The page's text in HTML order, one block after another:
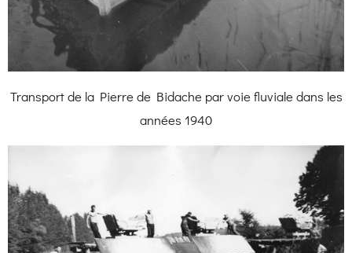
Transport de la Pierre de Bidache par voie fluviale dans les
années 1940